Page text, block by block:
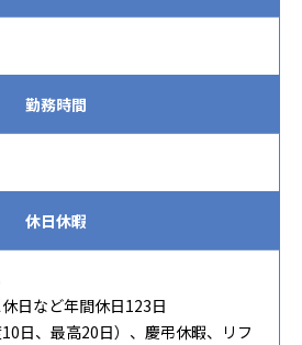
勤務時間
休日休暇
日など年間休日123日
日、最高20日）、慶弔休暇、リフ